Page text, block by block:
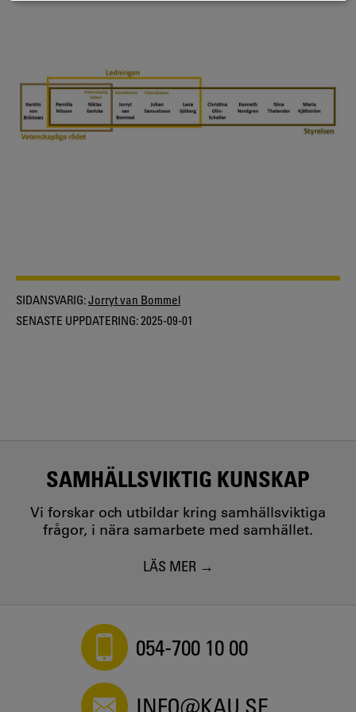
SIDANSVARIG:Jorryt van Bommel
SENASTE UPPDATERING:2025-09-01
SAMHÄLLSVIKTIG KUNSKAP
Vi forskar och utbildar kring samhällsviktiga
frågor, i nära samarbete med samhället.
LÄS MER
054-700 10 00
INFO@KAU.SE